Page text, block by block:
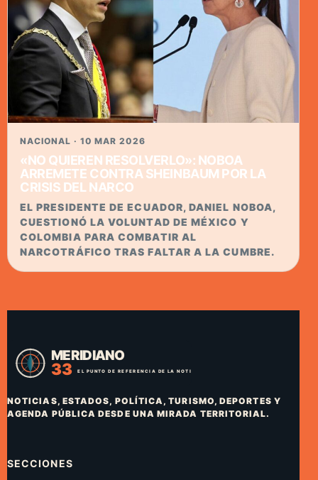
NACIONAL · 10 MAR 2026
«NO QUIEREN RESOLVERLO»: NOBOA
ARREMETE CONTRA SHEINBAUM POR LA
CRISIS DEL NARCO
EL PRESIDENTE DE ECUADOR, DANIEL NOBOA,
CUESTIONÓ LA VOLUNTAD DE MÉXICO Y
COLOMBIA PARA COMBATIR AL
NARCOTRÁFICO TRAS FALTAR A LA CUMBRE.
NOTICIAS, ESTADOS, POLÍTICA, TURISMO, DEPORTES Y
AGENDA PÚBLICA DESDE UNA MIRADA TERRITORIAL.
SECCIONES